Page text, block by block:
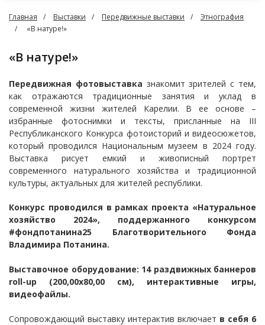
Главная Выставки Передвижные выставки
Этнография
«В натуре!»
«В натуре!»
Передвижная фотовыставка знакомит зрителей с тем,
как отражаются традиционные занятия и уклад в
современной жизни жителей Карелии. В ее основе –
избранные фотоснимки и тексты, присланные на III
Республиканского Конкурса фотоисторий и видеосюжетов,
который проводился Национальным музеем в 2024 году.
Выставка рисует емкий и живописный портрет
современного натурального хозяйства и традиционной
культуры, актуальных для жителей республики.
Конкурс проводился в рамках проекта «Натуральное
хозяйство 2024», поддержанного конкурсом
#фондпотанина25 Благотворительного Фонда
Владимира Потанина.
Выставочное оборудование: 14 раздвижных баннеров
roll-up (200,00х80,00 см), интерактивные игры,
видеофайлы.
Сопровождающий выставку интерактив включает в себя 6